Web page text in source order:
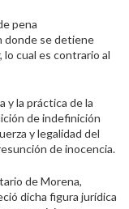
pena
donde se detiene
cual es contrario al
y la práctica de la
de indefinición
y legalidad del
de inocencia.
de Morena,
dicha figura jurídica